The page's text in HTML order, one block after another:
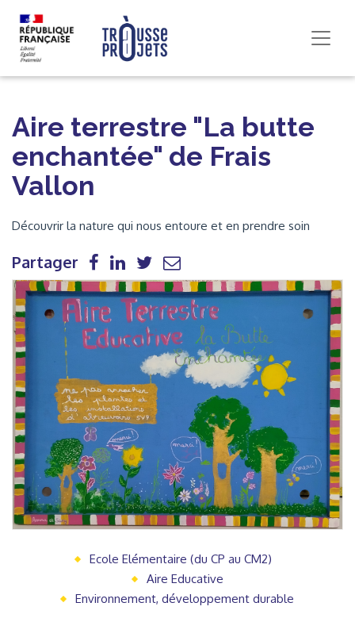
Aire terrestre "La butte
enchantée" de Frais
Vallon
Découvrir la nature qui nous entoure et en prendre soin
Partager
Ecole Elémentaire (du CP au CM2)
Aire Educative
Environnement, développement durable